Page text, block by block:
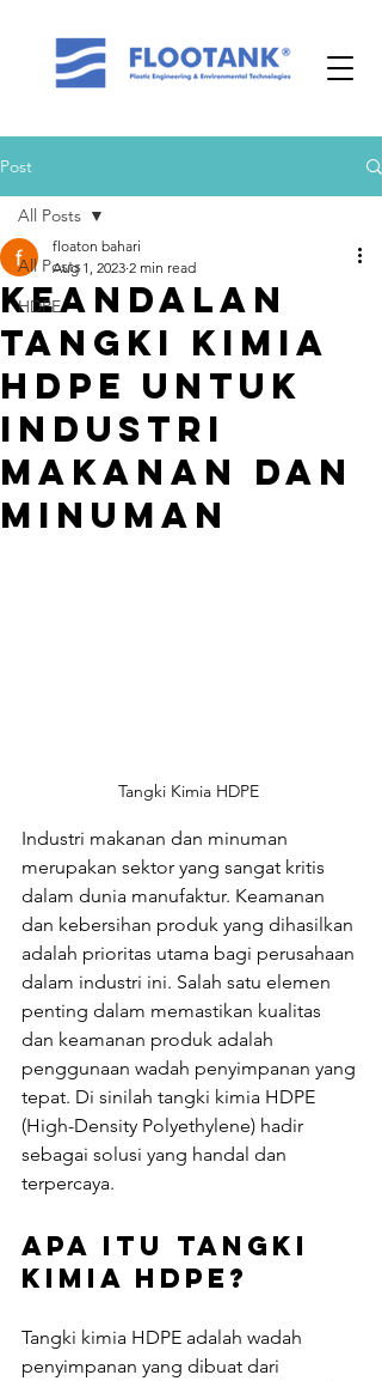
Post
All Posts
HDPE
All Posts
Keandalan
Tangki Kimia
HDPE untuk
Industri
Makanan dan
Minuman
floaton bahari
Aug 1, 2023 2 min read
Tangki Kimia HDPE
Industri makanan dan minuman
merupakan sektor yang sangat kritis
dalam dunia manufaktur. Keamanan
dan kebersihan produk yang dihasilkan
adalah prioritas utama bagi perusahaan
dalam industri ini. Salah satu elemen
penting dalam memastikan kualitas
dan keamanan produk adalah
penggunaan wadah penyimpanan yang
tepat. Di sinilah tangki kimia HDPE
(High-Density Polyethylene) hadir
sebagai solusi yang handal dan
terpercaya.
Apa itu Tangki
Kimia HDPE?
Tangki kimia HDPE adalah wadah
penyimpanan yang dibuat dari